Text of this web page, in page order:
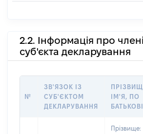
2.2. Інформація про
суб'єкта декларування
№
ЗВ'ЯЗОК ІЗ
СУБ'ЄКТОМ
ДЕКЛАРУВАННЯ
ІМ'Я, ПО
БАТЬКОВІ
Прізвище: